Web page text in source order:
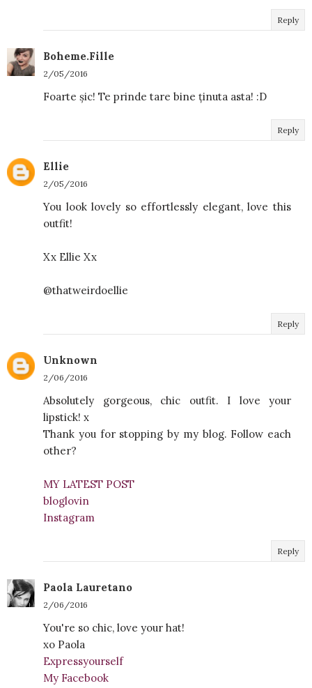
Reply
Boheme.Fille
2/05/2016
Foarte șic! Te prinde tare bine ținuta asta! :D
Reply
Ellie
2/05/2016
You look lovely so effortlessly elegant, love this
outfit!
Xx Ellie Xx
@thatweirdoellie
Reply
Unknown
2/06/2016
Absolutely gorgeous, chic outfit. I love your
lipstick! x
Thank you for stopping by my blog. Follow each
other?
MY LATEST POST
bloglovin
Instagram
Reply
Paola Lauretano
2/06/2016
You're so chic, love your hat!
xo Paola
Expressyourself
My Facebook